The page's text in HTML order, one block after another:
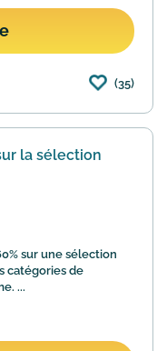
(35)
la sélection
sur une sélection
catégories de
...